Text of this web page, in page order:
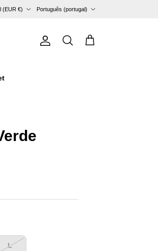
(EUR €)
Português (portugal)
ContaPesquisarCarrinho
L